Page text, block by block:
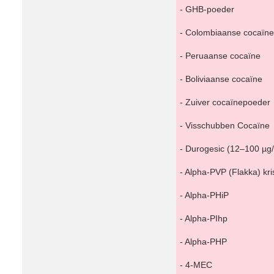
- GHB-poeder
- Colombiaanse cocaïne
- Peruaanse cocaïne
- Boliviaanse cocaïne
- Zuiver cocaïnepoeder
- Visschubben Cocaïne
- Durogesic (12–100
- Alpha-PVP (Flakka)
- Alpha-PHiP
- Alpha-PIhp
- Alpha-PHP
- 4-MEC